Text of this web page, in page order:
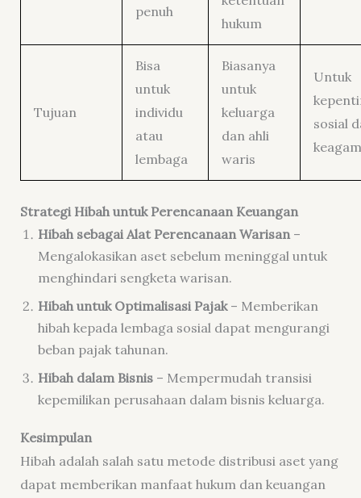
penuh
hukum
Tujuan
Bisa
untuk
individu
atau
lembaga
Biasanya
untuk
keluarga
dan ahli
waris
Untuk
sosial
Strategi Hibah untuk Perencanaan Keuangan
Hibah sebagai Alat Perencanaan Warisan–
Mengalokasikan aset sebelum meninggal untuk
menghindari sengketa warisan.
Hibah untuk Optimalisasi Pajak– Memberikan
hibah kepada lembaga sosial dapat mengurangi
beban pajak tahunan.
Hibah dalam Bisnis– Mempermudah transisi
kepemilikan perusahaan dalam bisnis keluarga.
Kesimpulan
Hibah adalah salah satu metode distribusi aset yang
dapat memberikan manfaat hukum dan keuangan